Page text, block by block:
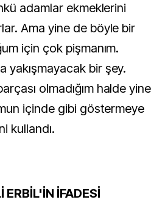
adamlar ekmeklerini
Ama yine de böyle bir
için çok pişmanım.
yakışmayacak bir şey.
olmadığım halde yine
içinde gibi göstermeye
kullandı.
ERBİL'İN İFADESİ